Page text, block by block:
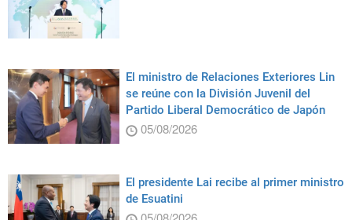
El ministro de Relaciones Exteriores Lin
se reúne con la División Juvenil del
Partido Liberal Democrático de Japón
05/08/2026
El presidente Lai recibe al primer ministro
de Esuatini